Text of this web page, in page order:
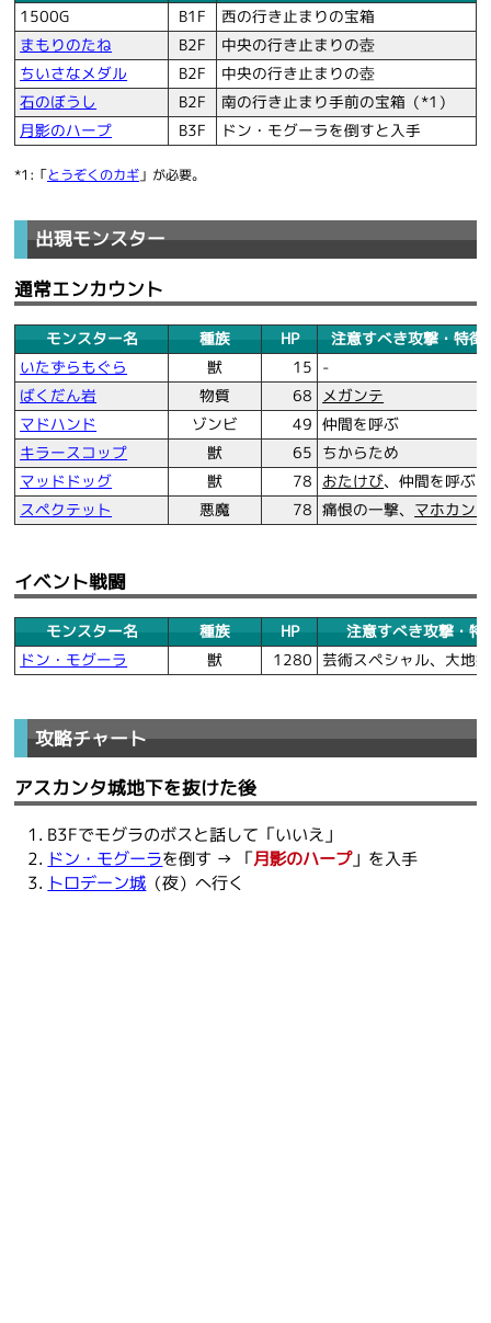
1500G
B1F
西の行き止まりの宝箱
まもりのたね
B2F
中央の行き止まりの壺
ちいさなメダル
B2F
中央の行き止まりの壺
石のぼうし
B2F
南の行き止まり手前の宝箱（*1）
月影のハープ
B3F ドン・モグーラを倒すと入手
*1:「とうぞくのカギ 」が必要。
出現モンスター
通常エンカウント
モンスター名 種族 HP
注意すべき攻撃・特徴
いたずらもぐら
獣 15
-
ばくだん岩
物質 68
メガンテ
マドハンド
ゾンビ 49 仲間を呼ぶ
キラースコップ
獣 65
ちからため
マッドドッグ
獣 78 おたけび、仲間を呼ぶ
スペクテット
悪魔 78 痛恨の一撃、 マホカンタ
イベント戦闘
モンスター名 種族 HP
注意すべき攻撃・特
ドン・モグーラ
獣 1280 芸術スペシャル、大地
攻略チャート
アスカンタ城地下を抜けた後
B3Fでモグラのボスと話して「いいえ」
ドン・モグーラを倒す → 「月影のハープ」を入手
トロデーン城 （夜）へ行く